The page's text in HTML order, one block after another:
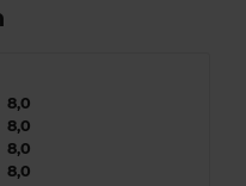
8,0
8,0
8,0
8,0